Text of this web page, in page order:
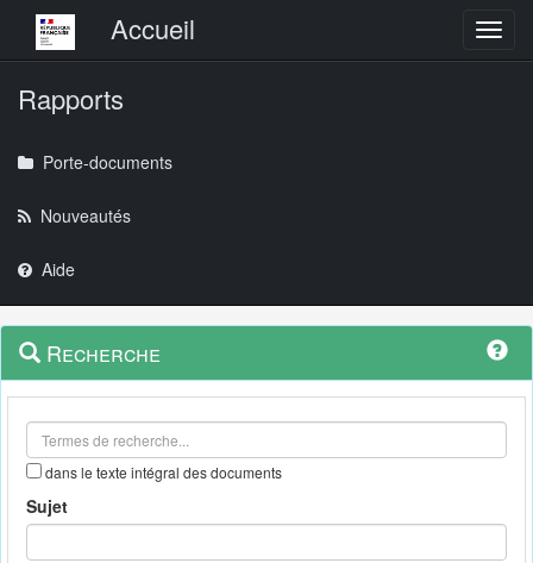
Menu principalAccueil
Rapports
Porte-documents
Nouveautés
Aide
Navigation
outils
Menu
contextuel
Recherche
dans le texte intégral des documents
Sujet